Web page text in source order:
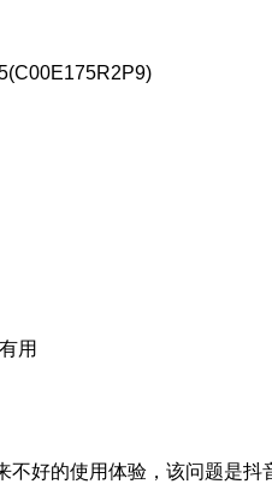
用
不好的使用体验，该问题是抖